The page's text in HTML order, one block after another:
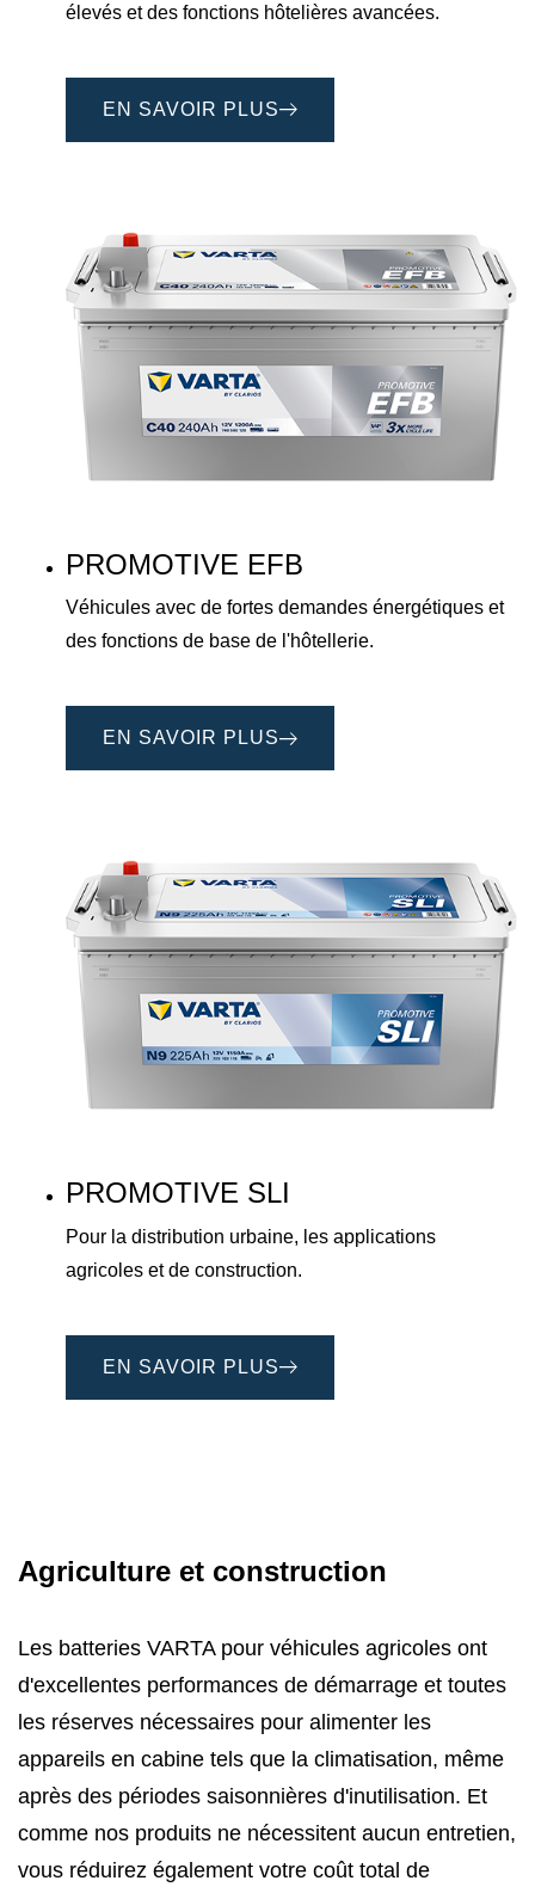
élevés et des fonctions hôtelières avancées.
EN SAVOIR PLUS
PROMOTIVE EFB
Véhicules avec de fortes demandes énergétiques et
des fonctions de base de l'hôtellerie.
EN SAVOIR PLUS
PROMOTIVE SLI
Pour la distribution urbaine, les applications
agricoles et de construction.
EN SAVOIR PLUS
Agriculture et construction
Les batteries VARTA pour véhicules agricoles ont
d'excellentes performances de démarrage et toutes
les réserves nécessaires pour alimenter les
appareils en cabine tels que la climatisation, même
après des périodes saisonnières d'inutilisation. Et
comme nos produits ne nécessitent aucun entretien,
vous réduirez également votre coût total de